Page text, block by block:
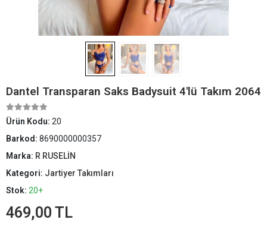
Dantel Transparan Saks Badysuit 4'lü Takım 2064
Ürün Kodu: 20
Barkod: 8690000000357
Marka: R RUSELİN
Kategori: Jartiyer Takımları
Stok: 20+
469,00 TL